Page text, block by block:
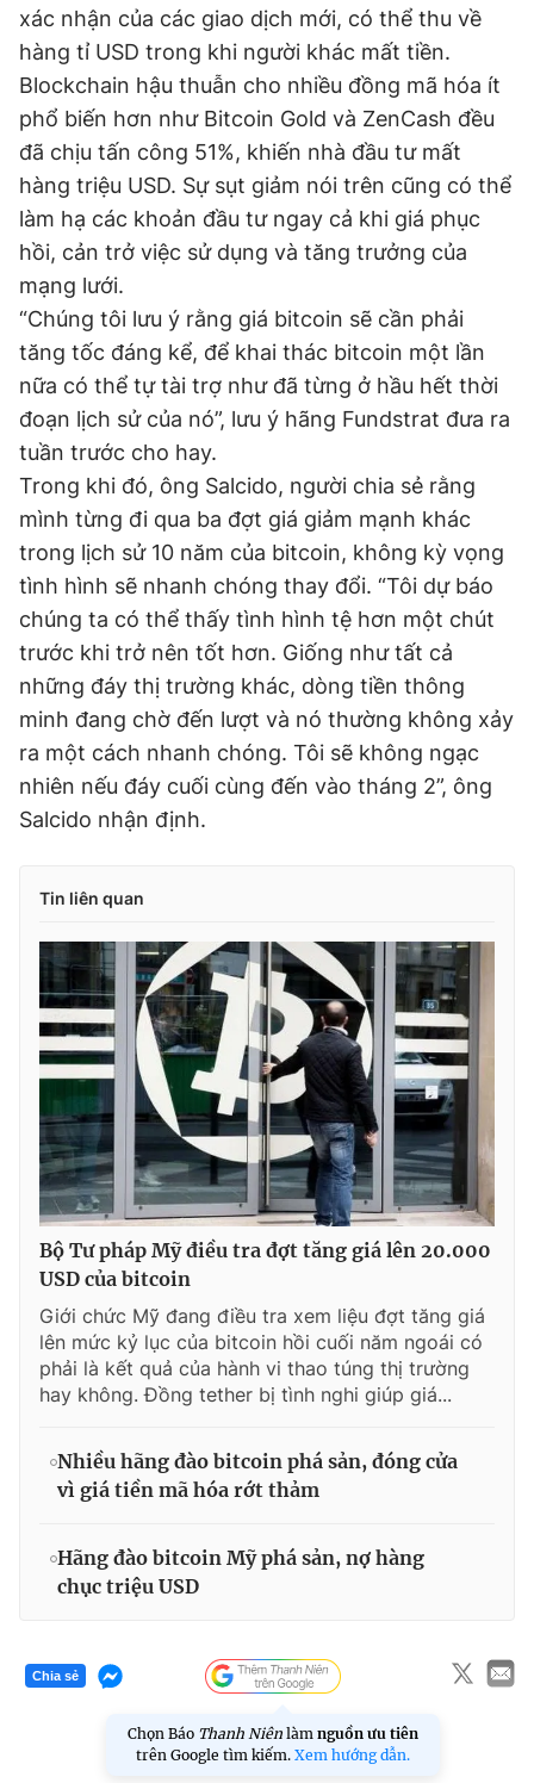
xác nhận của các giao dịch mới, có thể thu về
hàng tỉ USD trong khi người khác mất tiền.
Blockchain hậu thuẫn cho nhiều đồng mã hóa ít
phổ biến hơn như Bitcoin Gold và ZenCash đều
đã chịu tấn công 51%, khiến nhà đầu tư mất
hàng triệu USD. Sự sụt giảm nói trên cũng có thể
làm hạ các khoản đầu tư ngay cả khi giá phục
hồi, cản trở việc sử dụng và tăng trưởng của
mạng lưới.
“Chúng tôi lưu ý rằng giá bitcoin sẽ cần phải
tăng tốc đáng kể, để khai thác bitcoin một lần
nữa có thể tự tài trợ như đã từng ở hầu hết thời
đoạn lịch sử của nó”, lưu ý hãng Fundstrat đưa ra
tuần trước cho hay.
Trong khi đó, ông Salcido, người chia sẻ rằng
mình từng đi qua ba đợt giá giảm mạnh khác
trong lịch sử 10 năm của bitcoin, không kỳ vọng
tình hình sẽ nhanh chóng thay đổi. “Tôi dự báo
chúng ta có thể thấy tình hình tệ hơn một chút
trước khi trở nên tốt hơn. Giống như tất cả
những đáy thị trường khác, dòng tiền thông
minh đang chờ đến lượt và nó thường không xảy
ra một cách nhanh chóng. Tôi sẽ không ngạc
nhiên nếu đáy cuối cùng đến vào tháng 2”, ông
Salcido nhận định.
Tin liên quan
Bộ Tư pháp Mỹ điều tra đợt tăng giá lên 20.000
USD của bitcoin
Giới chức Mỹ đang điều tra xem liệu đợt tăng giá
lên mức kỷ lục của bitcoin hồi cuối năm ngoái có
phải là kết quả của hành vi thao túng thị trường
hay không. Đồng tether bị tình nghi giúp giá...
Nhiều hãng đào bitcoin phá sản, đóng cửa
vì giá tiền mã hóa rớt thảm
Hãng đào bitcoin Mỹ phá sản, nợ hàng
chục triệu USD
Chia sẻ
Chọn Báo Thanh Niên làm nguồn ưu tiên
trên Google tìm kiếm. Xem hướng dẫn.